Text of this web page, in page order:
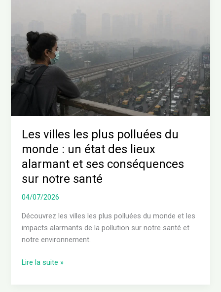
Les villes les plus polluées du
monde : un état des lieux
alarmant et ses conséquences
sur notre santé
04/07/2026
Découvrez les villes les plus polluées du monde et les
impacts alarmants de la pollution sur notre santé et
notre environnement.
polluées
du
monde
un
alarmant
ses
conséquences
sur
santé
Lire la suite »